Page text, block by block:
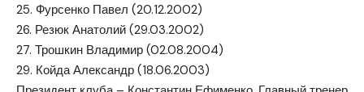
25. Фурсенко Павел (20.12.2002)
26. Резюк Анатолий (29.03.2002)
27. Трошкин Владимир (02.08.2004)
29. Койда Александр (18.06.2003)